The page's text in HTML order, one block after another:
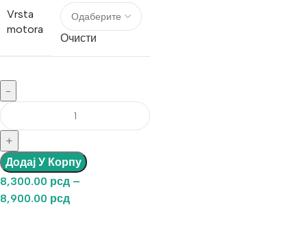
Vrsta
motora
Очисти
Додај У Корпу
8,300.00 рсд –
8,900.00 рсд